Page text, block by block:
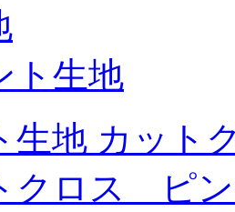
ト生地
生地 カット
クロス ピ